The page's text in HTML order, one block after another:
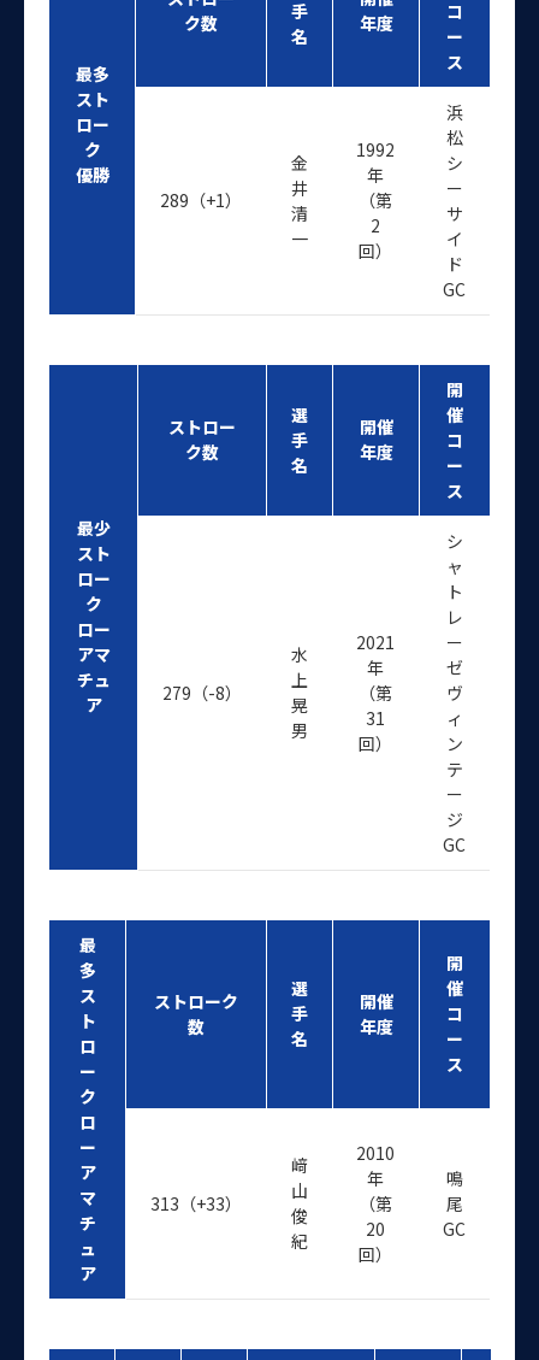
最多
スト
ロー
ク
優勝
ク数
手
名
年度
コ
ー
ス
289（+1）
金
井
清
一
1992
年
（第
2
回）
浜
松
シ
ー
サ
イ
ド
GC
最少
スト
ロー
ク
ロー
アマ
チュ
ア
ストロー
ク数
選
手
名
開催
年度
開
催
コ
ー
ス
279（-8）
水
上
晃
男
2021
年
（第
31
回）
シ
ャ
ト
レ
ー
ゼ
ヴ
ィ
ン
テ
ー
ジ
GC
最
多
ス
ト
ロ
ー
ク
ロ
ー
ア
マ
チ
ュ
ア
ストローク
数
選
手
名
開催
年度
開
催
コ
ー
ス
313（+33）
﨑
山
俊
紀
2010
年
（第
20
回）
鳴
尾
GC